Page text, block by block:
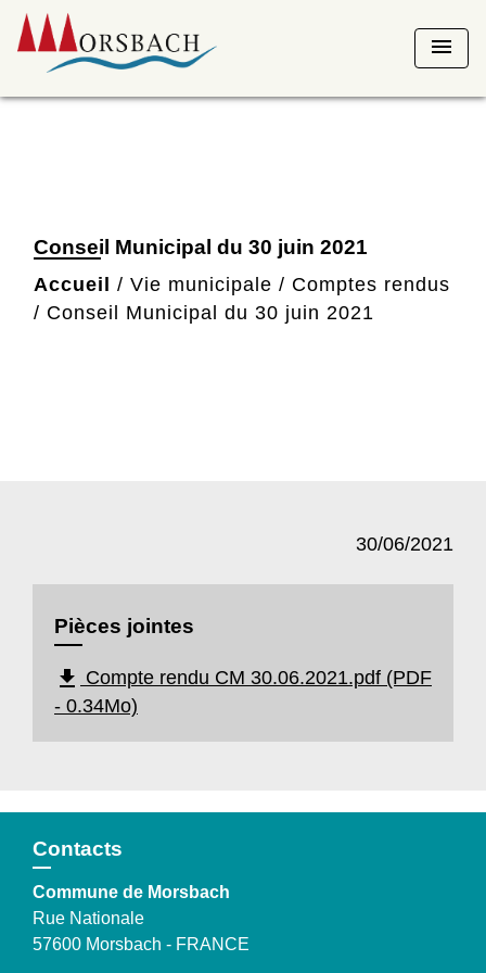
menu
Conseil Municipal du 30 juin 2021
Accueil / Vie municipale / Comptes rendus
/ Conseil Municipal du 30 juin 2021
30/06/2021
Pièces jointes
file_download Compte rendu CM 30.06.2021.pdf (PDF
- 0.34Mo)
Contacts
Commune de Morsbach
Rue Nationale
57600 Morsbach - FRANCE